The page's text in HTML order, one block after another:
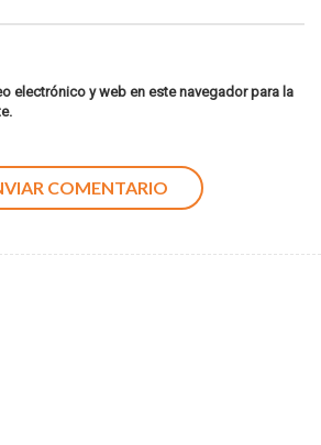
electrónico y web en este navegador para la